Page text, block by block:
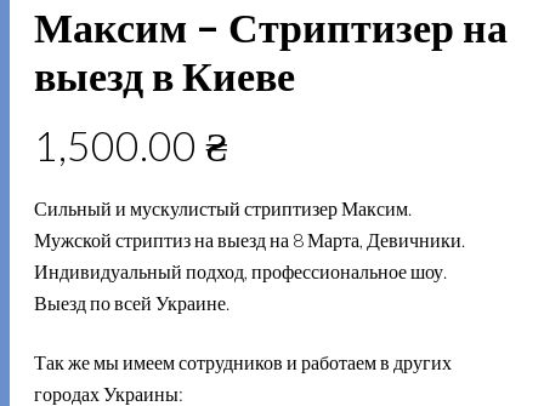
Максим – Стриптизер на
выезд в Киеве
1,500.00₴
Сильный и мускулистый стриптизер Максим.
Мужской стриптиз на выезд на 8 Марта, Девичники.
Индивидуальный подход, профессиональное шоу.
Выезд по всей Украине.
Так же мы имеем сотрудников и работаем в других
городах Украины: